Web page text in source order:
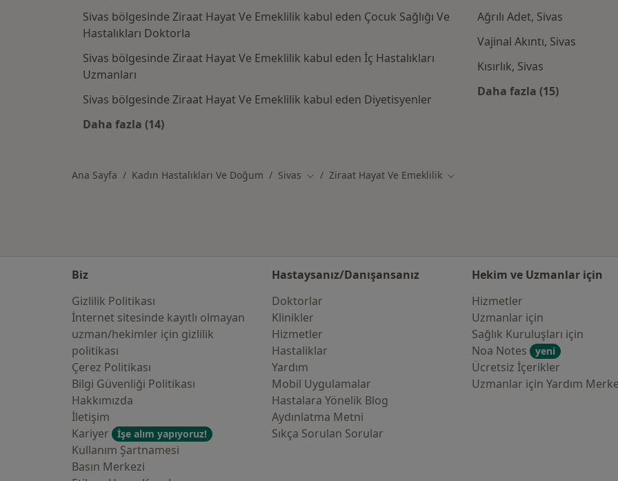
Sivas bölgesinde Ziraat Hayat Ve Emeklilik kabul eden Çocuk Sağlığı Ve
Hastalıkları Doktorla
Sivas bölgesinde Ziraat Hayat Ve Emeklilik kabul eden İç Hastalıkları
Uzmanları
Sivas bölgesinde Ziraat Hayat Ve Emeklilik kabul eden Diyetisyenler
Daha fazla (14)
Ağrılı Adet, Sivas
Vajinal Akıntı, Sivas
Kısırlık, Sivas
Daha fazla (15)
Ana Sayfa Kadın Hastalıkları Ve Doğum Sivas Şehir değiştir
Ziraat Hayat Ve Emeklilik Şehir değiştir
Biz
Gizlilik Politikası
İnternet sitesinde kayıtlı olmayan
uzman/hekimler i̇çin gizlilik
politikası
Çerez Politikası
Bilgi Güvenliği Politikası
Hakkımızda
İletişim
Kariyer
İşe alım yapıyoruz!
Kullanım Şartnamesi
Basın Merkezi
Hastaysanız/Danışansanız
Doktorlar
Klinikler
Hizmetler
Hastaliklar
Yardım
Mobil Uygulamalar
Hastalara Yönelik Blog
Aydınlatma Metni
Sıkça Sorulan Sorular
Hekim ve Uzmanlar için
Hizmetler
Uzmanlar için
Sağlık Kuruluşları için
Noa Notes
yeni
Ücretsiz İçerikler
Uzmanlar için Yardım